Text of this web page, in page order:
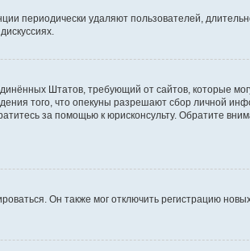
периодически удаляют пользователей,
Штатов, требующий от сайтов, которые
того, что опекуны разрешают сбор личной
за помощью к юрисконсульту. Обратите
Он также мог отключить регистрацию